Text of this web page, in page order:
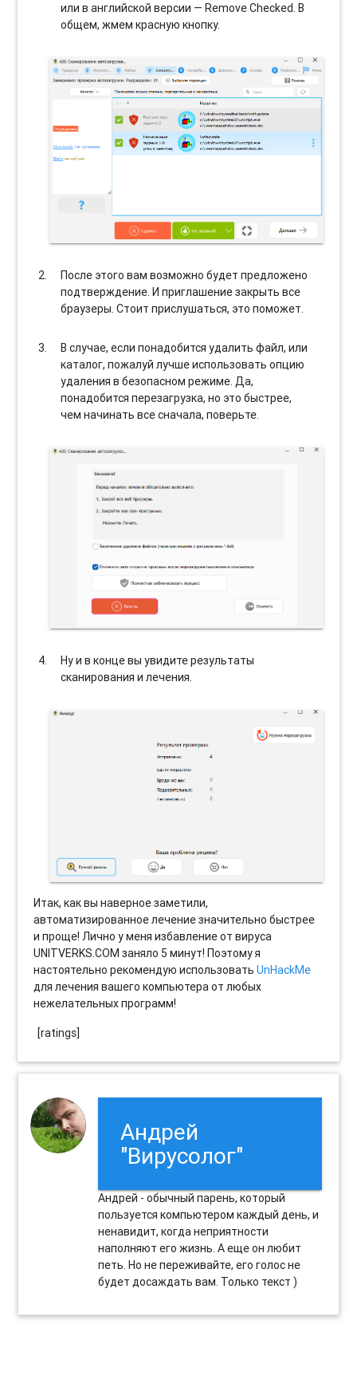
или в английской версии — Remove Checked. В
общем, жмем красную кнопку.
После этого вам возможно будет предложено
подтверждение. И приглашение закрыть все
браузеры. Стоит прислушаться, это поможет.
В случае, если понадобится удалить файл, или
каталог, пожалуй лучше использовать опцию
удаления в безопасном режиме. Да,
понадобится перезагрузка, но это быстрее,
чем начинать все сначала, поверьте.
Ну и в конце вы увидите результаты
сканирования и лечения.
Итак, как вы наверное заметили,
автоматизированное лечение значительно быстрее
и проще! Лично у меня избавление от вируса
UNITVERKS.COM заняло 5 минут! Поэтому я
настоятельно рекомендую использоватьUnHackMe
для лечения вашего компьютера от любых
нежелательных программ!
[ratings]
Андрей
"Вирусолог"
Андрей - обычный парень, который
пользуется компьютером каждый день, и
ненавидит, когда неприятности
наполняют его жизнь. А еще он любит
петь. Но не переживайте, его голос не
будет досаждать вам. Только текст )